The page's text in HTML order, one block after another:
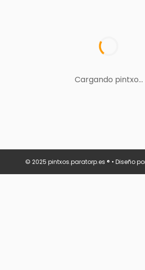
Cargando pintxo...
© 2025 pintxos.paratorp.es ® • Diseño